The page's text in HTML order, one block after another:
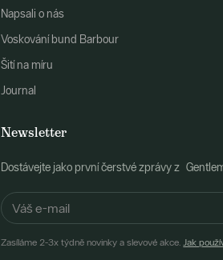
Napsali o nás
Voskování bund Barbour
Šití na míru
Journal
Newsletter
Dostávejte jako první čerstvé zprávy z
Zasíláme 2-3x týdně novinky a slevové akce. Jak